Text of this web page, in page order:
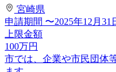
宮崎県
申請期間 〜2025年12月31
上限金額
100万円
市では、企業や市民団体